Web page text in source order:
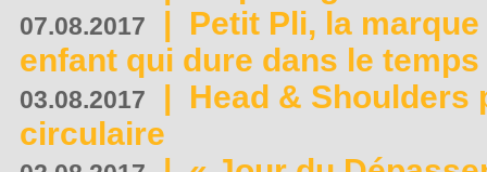
07.08.2017 | Petit Pli, la
enfant qui dure dans le temps
03.08.2017 | Head & Shoulders
circulaire